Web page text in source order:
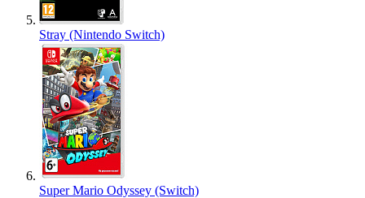
Stray (Nintendo Switch)
Super Mario Odyssey (Switch)